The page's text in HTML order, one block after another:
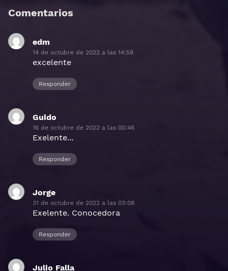
Comentarios
edm
14 de octubre de 2022 a las 14:58
excelente
Responder
Guido
16 de octubre de 2022 a las 00:46
Exelente...
Responder
Jorge
31 de octubre de 2022 a las 03:08
Exelente. Conocedora
Responder
Julio Falladice: